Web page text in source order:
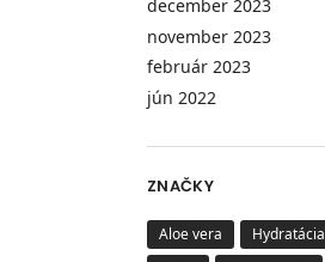
december 2023
november 2023
február 2023
jún 2022
ZNAČKY
Aloe vera
Hydratácia